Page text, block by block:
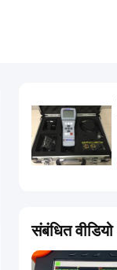
संबंधित वीडियो